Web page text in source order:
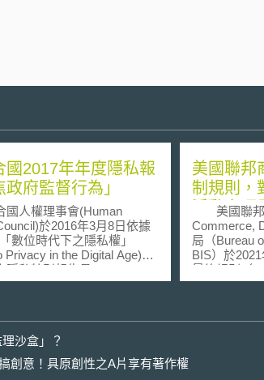
國2017年年度隱私報
政府監督行為」
人權理事會(Human
於2016年3月8日依據
數位時代下之隱私權」
Privacy in the Digital Age)決
隱私特別報告員(Special
on Privacy, SRP)，專責
to privacy)。 2017年
報告(A/HRC/34/60)於2月24
報告除延續第一年報告中所
美國聯邦
制規則，
活動之
移轉進行
美國聯邦
Commerce,
局（Bureau
BIS）於
最終規則（
口管制規則
沙盒」？
創意！具原創性之A片享有著作權